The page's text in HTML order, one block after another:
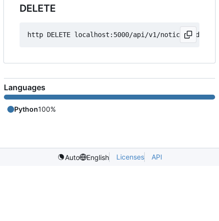
DELETE
http DELETE localhost:5000/api/v1/notice/{id
Languages
Python100%
Auto English Licenses API